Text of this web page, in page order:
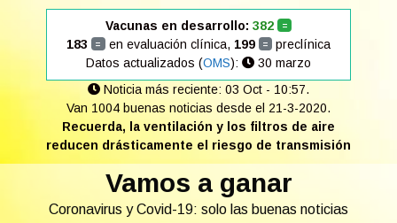
Vacunas en desarrollo: 382 =
183 = en evaluación clínica, 199 = preclínica
Datos actualizados (OMS):
30 marzo
Noticia más reciente: 03 Oct - 10:57.
Van 1004 buenas noticias desde el 21-3-2020.
Recuerda, la ventilación y los filtros de aire
reducen drásticamente el riesgo de transmisión
Vamos a ganar
Coronavirus y Covid-19: solo las buenas noticias